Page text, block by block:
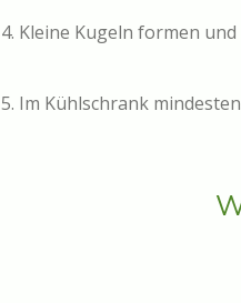
4. Kleine Kugeln formen
5. Im Kühlschrank